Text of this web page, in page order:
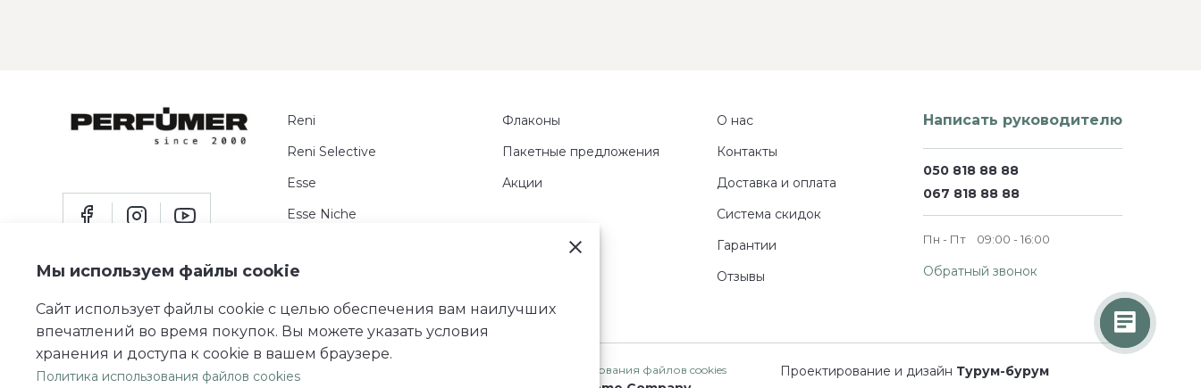
Reni
Reni Selective
Esse
Esse Niche
Флаконы
Пакетные предложения
Акции
О нас
Контакты
Доставка и оплата
Система скидок
Гарантии
Отзывы
Написать руководителю
050 818 88 88
067 818 88 88
Пн - Пт 09:00 - 16:00
Обратный звонок
© 2011 — 2026 perfumer.ua Все права защищены. Политика использования файлов cookies Проектирование и дизайн Турум-бурум
Мы используем файлы cookie
Сайт использует файлы cookie c целью обеспечения вам наилучших
впечатлений во время покупок. Вы можете указать условия
хранения и доступа к cookie в вашем браузере.
Политика использования файлов cookies